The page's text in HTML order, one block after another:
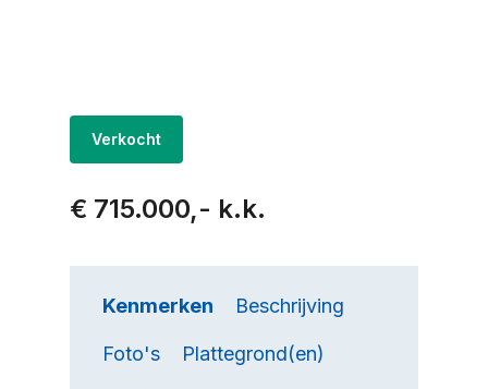
Verkocht
€ 715.000,- k.k.
Kenmerken Beschrijving
Foto's Plattegrond(en)